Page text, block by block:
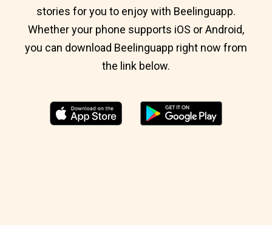
stories for you to enjoy with Beelinguapp.
Whether your phone supports iOS or Android,
you can download Beelinguapp right now from
the link below.